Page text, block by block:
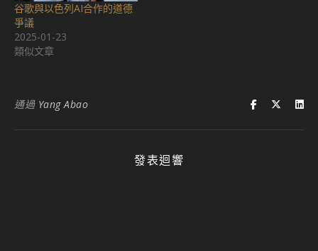
谷歌與以色列AI合作的道德
爭議
2025-01-23
類似文章
通過 Yang Abao
發表迴響